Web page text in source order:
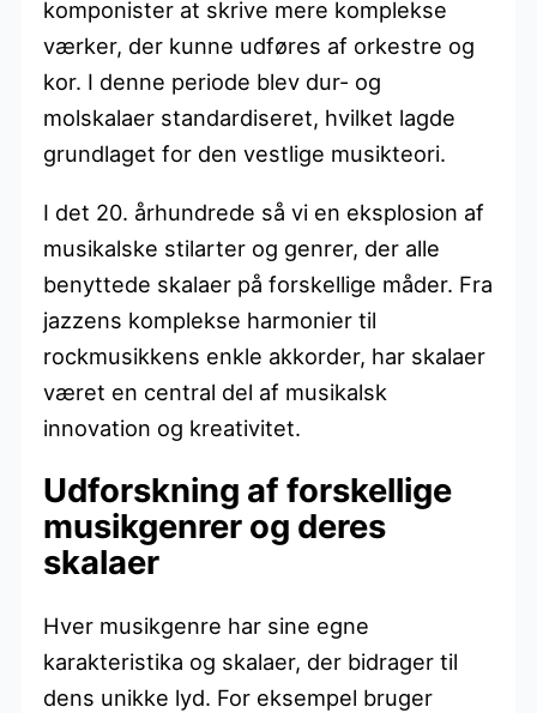
komponister at skrive mere komplekse
værker, der kunne udføres af orkestre og
kor. I denne periode blev dur- og
molskalaer standardiseret, hvilket lagde
grundlaget for den vestlige musikteori.
I det 20. århundrede så vi en eksplosion af
musikalske stilarter og genrer, der alle
benyttede skalaer på forskellige måder. Fra
jazzens komplekse harmonier til
rockmusikkens enkle akkorder, har skalaer
været en central del af musikalsk
innovation og kreativitet.
Udforskning af forskellige
musikgenrer og deres
skalaer
Hver musikgenre har sine egne
karakteristika og skalaer, der bidrager til
dens unikke lyd. For eksempel bruger